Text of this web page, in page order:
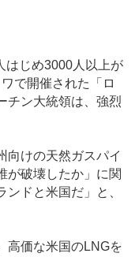
じめ3000人以上が
で開催された「ロ
チン大統領は、強烈
けの天然ガスパイ
が破壊したか」に関
ドと米国だ」と、
高価な米国のLNGを